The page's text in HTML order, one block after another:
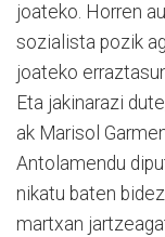
joateko. Horren
sozialista pozik
joateko
Eta jakinarazi
ak Marisol
Antolamendu
nikatu baten
martxan